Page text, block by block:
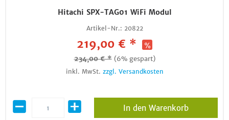
Hitachi SPX-TAG01 WiFi Modul
Artikel-Nr.: 20822
219,00 € *
234,00 € * (6% gespart)
inkl. MwSt. zzgl. Versandkosten
In den Warenkorb